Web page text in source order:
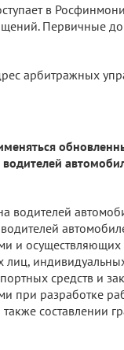
в
Первичные
арбитражных
водителей
и осуществляющих
лиц,
средств и
при разработке
составлении